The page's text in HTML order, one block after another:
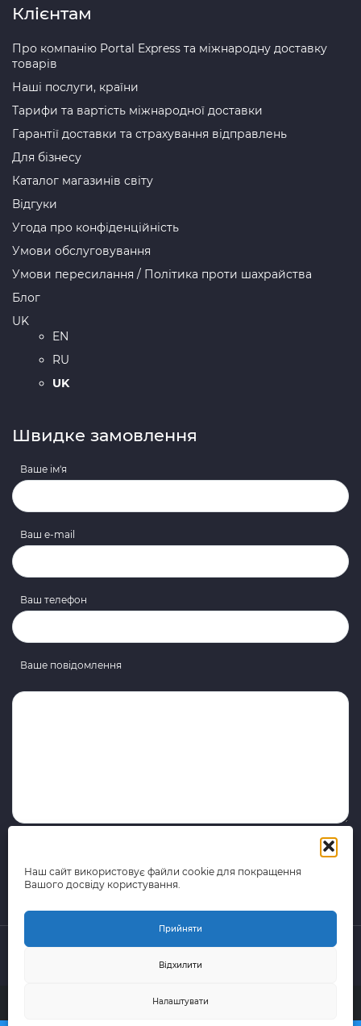
Наш сайт використовує файли cookie для покращення
Вашого досвіду користування.
Прийняти
Відхилити
Налаштувати
Клієнтам
Про компанію Portal Express та міжнародну доставку
товарів
Наші послуги, країни
Тарифи та вартість міжнародної доставки
Гарантії доставки та страхування відправлень
Для бізнесу
Каталог магазинів світу
Відгуки
Угода про конфіденційність
Умови обслуговування
Умови пересилання / Політика проти шахрайства
Блог
UK
EN
RU
UK
Швидке замовлення
Ваше ім'я
Ваш e-mail
Ваш телефон
Ваше повідомлення
© 2015-2026 поштово-логістична компанія Portal Express